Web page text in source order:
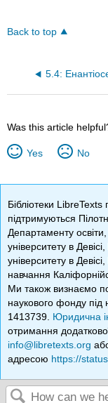
Back to top
Was this article
Yes No
Бібліотеки
підтримуються
Департаменту
університету в
університету в
навчання
Ми також визнаємо
наукового фонду
1413739. Юридична
отримання
info@libretexts.org
адресою https://